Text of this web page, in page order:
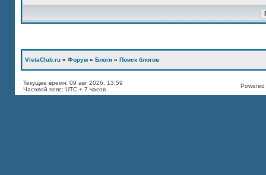
VistaClub.ru » Форум » Блоги » Поиск блогов
Текущее время: 09 авг 2026, 13:59
Часовой пояс: UTC + 7 часов